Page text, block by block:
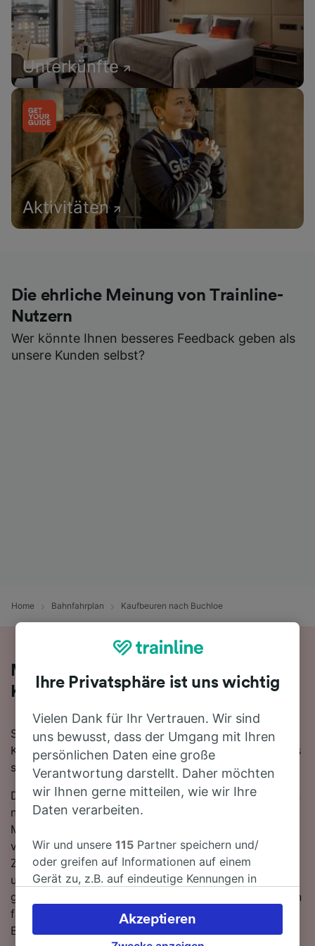
Unterkünfte
Aktivitäten
Die ehrliche Meinung von Trainline-
Nutzern
Wer könnte Ihnen besseres Feedback geben als
unsere Kunden selbst?
Home Bahnfahrplan Kaufbeuren nach Buchloe
Mit dem Zug in 10 Minuten von
Kaufbeuren nach Buchloe
Sie denken darüber nach, für Ihre Reise von
Kaufbeuren nach Buchloe den Zug zu nehmen? Bei uns
sind Sie goldrichtig!
Die schnellste Fahrtzeit, um die 19 km von Kaufbeuren
nach Buchloe mit dem Zug zurückzulegen beträgt 10
Minuten, wobei ca. 57 Züge am Tag auf dieser Route
verkehren. Bequemer geht's nicht! Dank der direkten
Zugverbindungen nach Buchloe müssen Sie nicht
umsteigen - einfach zurücklehnen und die Fahrt
genießen. Sie können auf dieser Strecke mit DB-Zügen
fahren. Die schnellste Reisezeit von Kaufbeuren nach
Buchloe beträgt 10 Minuten.
Ihre Privatsphäre ist uns wichtig
Vielen Dank für Ihr Vertrauen. Wir sind
uns bewusst, dass der Umgang mit Ihren
persönlichen Daten eine große
Verantwortung darstellt. Daher möchten
wir Ihnen gerne mitteilen, wie wir Ihre
Daten verarbeiten.
Wir und unsere115 Partner speichern und/
oder greifen auf Informationen auf einem
Gerät zu, z.B. auf eindeutige Kennungen in
verarbeiten. Sie können Ihre Präferenzen
akzeptieren oder verwalten, einschließlich
Akzeptieren